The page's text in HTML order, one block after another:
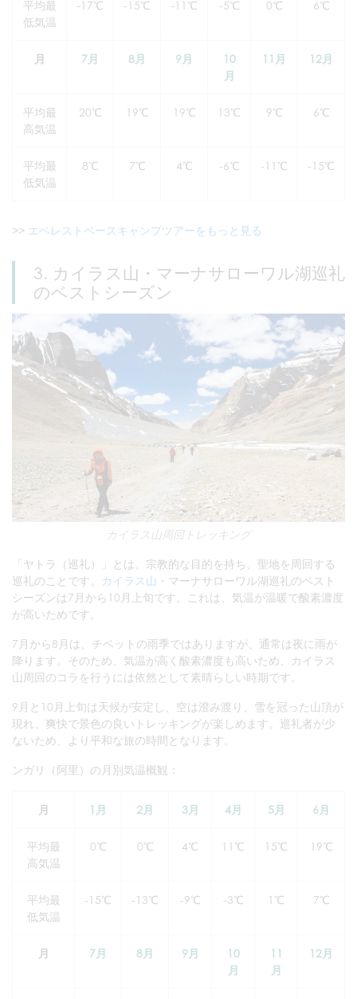
平均最
低気温
-17℃ -15℃ -11℃ -5℃ 0℃ 6℃
月 7月 8月 9月
10
月
11月 12月
平均最
高気温
20℃ 19℃ 19℃ 13℃ 9℃ 6℃
平均最
低気温
8℃ 7℃ 4℃ -6℃ -11℃ -15℃
>> エベレストベースキャンプツアーをもっと見る
3. カイラス山・マーナサローワル湖巡礼
のベストシーズン
カイラス山周回トレッキング
「ヤトラ（巡礼）」とは、宗教的な目的を持ち、聖地を周回する
巡礼のことです。
カイラス山 ・マーナサローワル湖巡礼のベスト
シーズンは7月から10月上旬です。これは、気温が温暖で酸素濃度
が高いためです。
7月から8月は、チベットの雨季ではありますが、通常は夜に雨が
降ります。そのため、気温が高く酸素濃度も高いため、カイラス
山周回のコラを行うには依然として素晴らしい時期です。
9月と10月上旬は天候が安定し、空は澄み渡り、雪を冠った山頂が
現れ、爽快で景色の良いトレッキングが楽しめます。巡礼者が少
ないため、より平和な旅の時間となります。
ンガリ（阿里）の月別気温概観：
月 1月 2月 3月 4月 5月 6月
平均最
高気温
0℃ 0℃ 4℃ 11℃ 15℃ 19℃
平均最
低気温
-15℃ -13℃ -9℃ -3℃ 1℃ 7℃
月 7月 8月 9月
10
月
11
月
12月